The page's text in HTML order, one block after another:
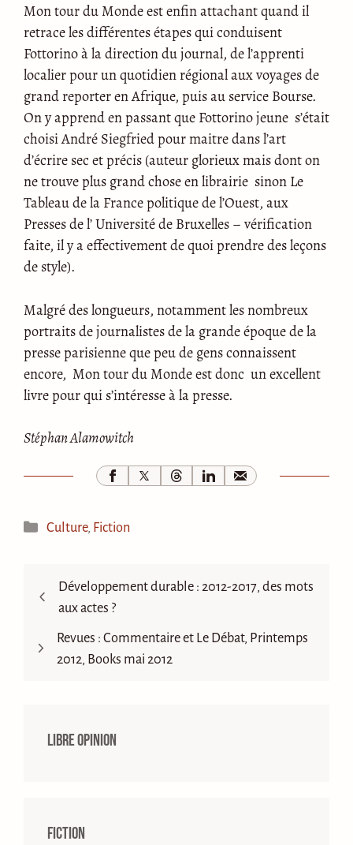
Mon tour du Monde est enfin attachant quand il
retrace les différentes étapes qui conduisent
Fottorino à la direction du journal, de l’apprenti
localier pour un quotidien régional aux voyages de
grand reporter en Afrique, puis au service Bourse.
On y apprend en passant que Fottorino jeune s’était
choisi André Siegfried pour maitre dans l’art
d’écrire sec et précis (auteur glorieux mais dont on
ne trouve plus grand chose en librairie sinon Le
Tableau de la France politique de l’Ouest, aux
Presses de l’ Université de Bruxelles – vérification
faite, il y a effectivement de quoi prendre des leçons
de style).
Malgré des longueurs, notamment les nombreux
portraits de journalistes de la grande époque de la
presse parisienne que peu de gens connaissent
encore, Mon tour du Monde est donc un excellent
livre pour qui s’intéresse à la presse.
Stéphan Alamowitch
Catégories
Culture, Fiction
Développement durable : 2012-2017, des mots
aux actes ?
Revues : Commentaire et Le Débat, Printemps
2012, Books mai 2012
Libre opinion
Fiction